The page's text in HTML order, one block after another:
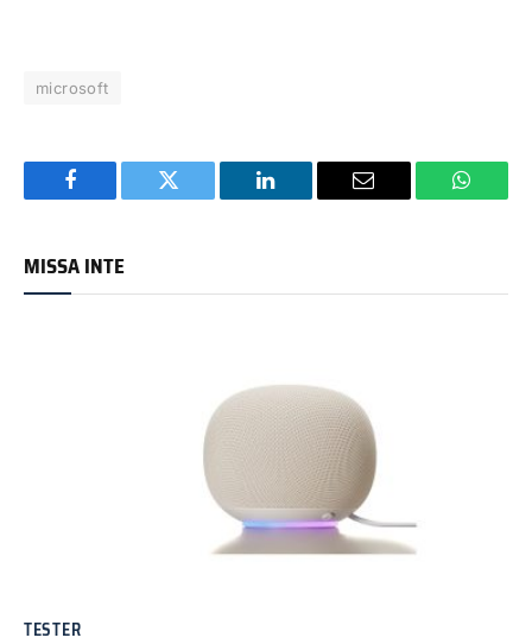
microsoft
Facebook Twitter LinkedIn Email
MISSA INTE
TESTER